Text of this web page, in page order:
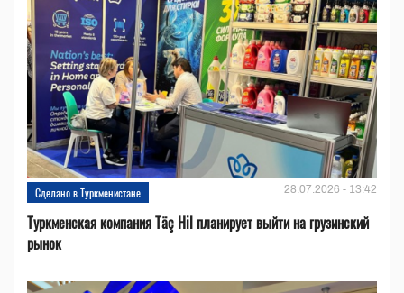
Сделано в Туркменистане 28.07.2026 - 13:42
Туркменская компания Täç Hil планирует выйти на грузинский
рынок